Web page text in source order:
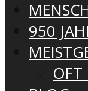
950
OFT